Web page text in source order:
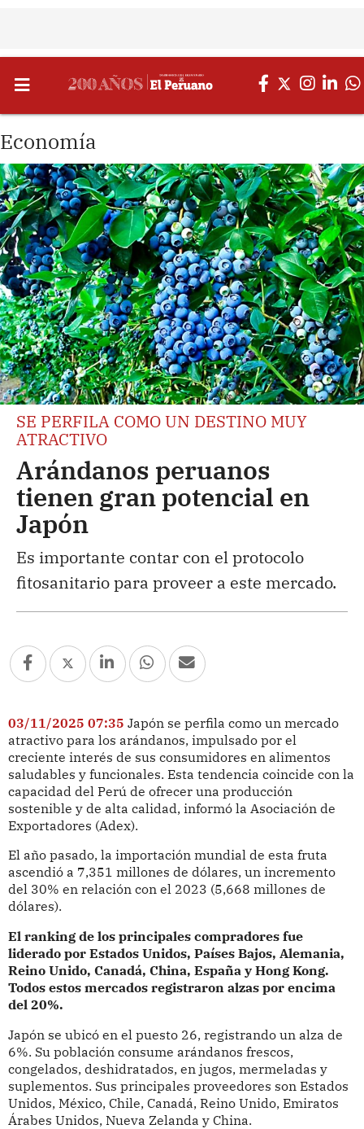
Economía
SE PERFILA COMO UN DESTINO MUY
ATRACTIVO
Arándanos peruanos
tienen gran potencial en
Japón
Es importante contar con el protocolo
fitosanitario para proveer a este mercado.
03/11/2025 07:35 Japón se perfila como un mercado
atractivo para los arándanos, impulsado por el
creciente interés de sus consumidores en alimentos
saludables y funcionales. Esta tendencia coincide con la
capacidad del Perú de ofrecer una producción
sostenible y de alta calidad, informó la Asociación de
Exportadores (Adex).
El año pasado, la importación mundial de esta fruta
ascendió a 7,351 millones de dólares, un incremento
del 30% en relación con el 2023 (5,668 millones de
dólares).
El ranking de los principales compradores fue
liderado por Estados Unidos, Países Bajos, Alemania,
Reino Unido, Canadá, China, España y Hong Kong.
Todos estos mercados registraron alzas por encima
del 20%.
Japón se ubicó en el puesto 26, registrando un alza de
6%. Su población consume arándanos frescos,
congelados, deshidratados, en jugos, mermeladas y
suplementos. Sus principales proveedores son Estados
Unidos, México, Chile, Canadá, Reino Unido, Emiratos
Árabes Unidos, Nueva Zelanda y China.